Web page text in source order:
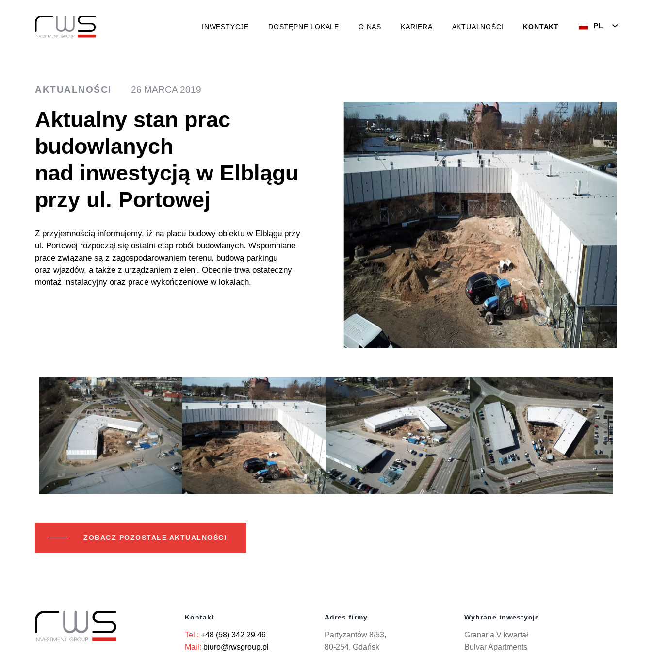
INWESTYCJE DOSTĘPNE LOKALE O NAS KARIERA AKTUALNOŚCI KONTAKT PL
AKTUALNOŚCI 26 MARCA 2019
Aktualny stan prac
budowlanych
nad inwestycją w Elblągu
przy ul. Portowej
Z przyjemnością informujemy, iż na placu budowy obiektu w Elblągu przy
ul. Portowej rozpoczął się ostatni etap robót budowlanych. Wspomniane
prace związane są z zagospodarowaniem terenu, budową parkingu
oraz wjazdów, a także z urządzaniem zieleni. Obecnie trwa ostateczny
montaż instalacyjny oraz prace wykończeniowe w lokalach.
ZOBACZ POZOSTAŁE AKTUALNOŚCI
Kontakt
Tel.: +48 (58) 342 29 46
Mail: biuro@rwsgroup.pl
Adres firmy
Partyzantów 8/53,
80-254, Gdańsk
Wybrane inwestycje
Granaria V kwartał
Bulvar Apartments